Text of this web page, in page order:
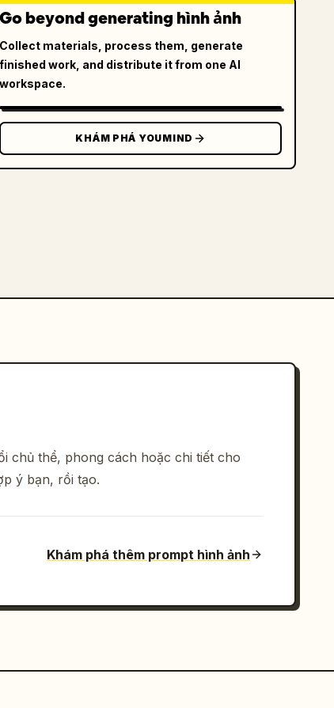
Go beyond generating hình ảnh
Collect materials, process them, generate
finished work, and distribute it from one AI
workspace.
KHÁM PHÁ YOUMIND
chủ thể, phong cách hoặc chi tiết cho
ý bạn, rồi tạo.
Khám phá thêm prompt hình ảnh